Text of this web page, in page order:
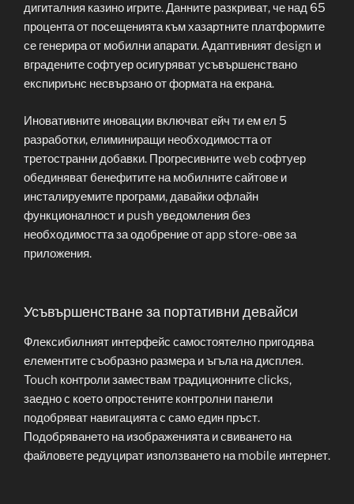
дигиталния казино игрите. Данните разкриват, че над 65
процента от посещенията към хазартните платформите
се генерира от мобилни апарати. Адаптивният design и
вградените софтуер осигуряват усъвършенствано
експириънс несвързано от формата на екрана.
Иновативните иновации включват ейч ти ем ел 5
разработки, елиминиращи необходимостта от
третостранни добавки. Прогресивните web софтуер
обединяват бенефитите на мобилните сайтове и
инсталируемите програми, давайки офлайн
функционалност и push уведомления без
необходимостта за одобрение от app store-ове за
приложения.
Усъвършенстване за портативни девайси
Флексибилният интерфейс самостоятелно пригодява
елементите съобразно размера и ъгъла на дисплея.
Touch контроли замествам традиционните clicks,
заедно с което опростените контролни панели
подобряват навигацията с само един пръст.
Подобряването на изображенията и свиването на
файловете редуцират използването на mobile интернет.